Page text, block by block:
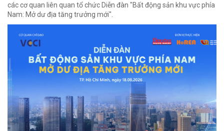
các cơ quan liên quan tổ chức Diễn đàn "Bất động sản khu vực phía
Nam: Mở dư địa tăng trưởng mới".